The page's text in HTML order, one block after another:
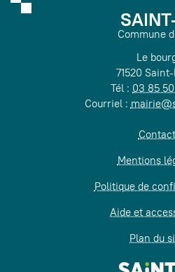
Commune
Le
71520
Tél : 03 85
Courriel :
Contact
Mentions
Politique de
Aide et
Plan du